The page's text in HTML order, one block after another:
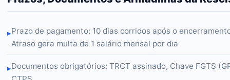
▸Prazo de pagamento: 10 dias corridos após o
Atraso gera multa de 1 salário mensal por dia
▸Documentos obrigatórios: TRCT assinado, Chave FGTS